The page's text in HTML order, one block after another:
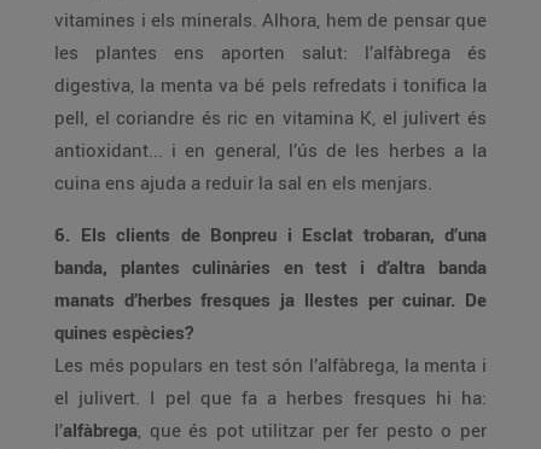
vitamines i els minerals. Alhora, hem de pensar que
les plantes ens aporten salut: l’alfàbrega és
digestiva, la menta va bé pels refredats i tonifica la
pell, el coriandre és ric en vitamina K, el julivert és
antioxidant... i en general, l’ús de les herbes a la
cuina ens ajuda a reduir la sal en els menjars.
6. Els clients de Bonpreu i Esclat trobaran, d’una
banda, plantes culinàries en test i d’altra banda
manats d’herbes fresques ja llestes per cuinar. De
quines espècies?
Les més populars en test són l’alfàbrega, la menta i
el julivert. I pel que fa a herbes fresques hi ha:
l’alfàbrega, que és pot utilitzar per fer pesto o per